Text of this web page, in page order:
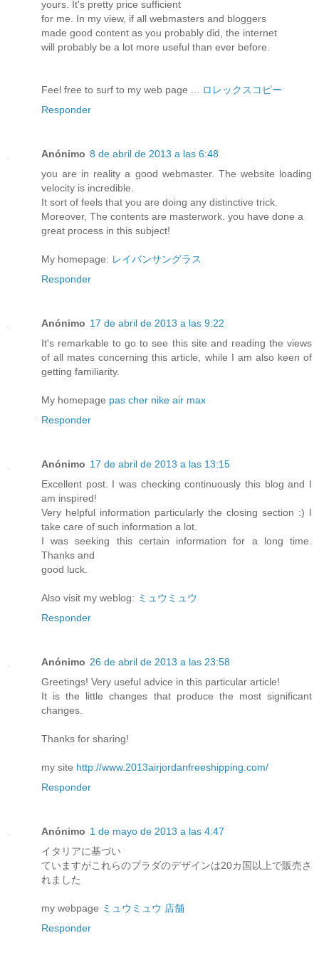
yours. It's pretty price sufficient
for me. In my view, if all webmasters and bloggers
made good content as you probably did, the internet
will probably be a lot more useful than ever before.
Feel free to surf to my web page ...
ロレックスコピー
Responder
Anónimo 8 de abril de 2013 a las 6:48
you are in reality a good webmaster. The website loading
velocity is incredible.
It sort of feels that you are doing any distinctive trick.
Moreover, The contents are masterwork. you have done a
great process in this subject!
My homepage: レイバンサングラス
Responder
Anónimo 17 de abril de 2013 a las 9:22
It's remarkable to go to see this site and reading the views
of all mates concerning this article, while I am also keen of
getting familiarity.
My homepage pas cher nike air max
Responder
Anónimo 17 de abril de 2013 a las 13:15
Excellent post. I was checking continuously this blog and I
am inspired!
Very helpful information particularly the closing section :) I
take care of such information a lot.
I was seeking this certain information for a long time.
Thanks and
good luck.
Also visit my weblog: ミュウミュウ
Responder
Anónimo 26 de abril de 2013 a las 23:58
Greetings! Very useful advice in this particular article!
It is the little changes that produce the most significant
changes.
Thanks for sharing!
my site http://www.2013airjordanfreeshipping.com/
Responder
Anónimo 1 de mayo de 2013 a las 4:47
イタリアに基づい
ていますがこれらのプラダのデザインは20カ国以上で販売さ
れました
my webpage ミュウミュウ 店舗
Responder